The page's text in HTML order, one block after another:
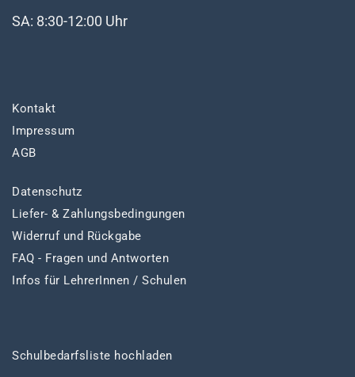
SA: 8:30-12:00 Uhr
Kontakt
Impressum
AGB
Datenschutz
Liefer- & Zahlungsbedingungen
Widerruf und Rückgabe
FAQ - Fragen und Antworten
Infos für LehrerInnen / Schulen
Schulbedarfsliste hochladen